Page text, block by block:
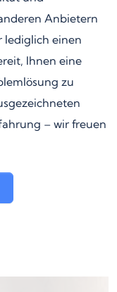
Anbietern
lediglich einen
Ihnen eine
zu
– wir freuen